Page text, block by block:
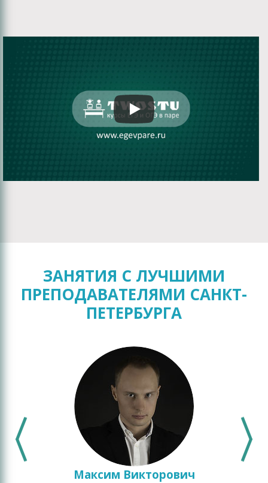
ЗАНЯТИЯ С ЛУЧШИМИ
ПРЕПОДАВАТЕЛЯМИ САНКТ-
ПЕТЕРБУРГА
Максим Викторович